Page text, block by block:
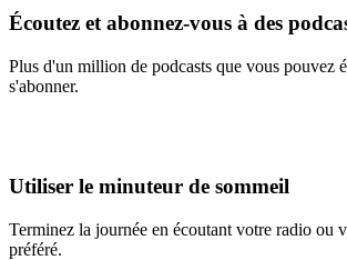
Écoutez et abonnez-vous à des
Plus d'un million de podcasts que vous pouvez
s'abonner.
Utiliser le minuteur de sommeil
Terminez la journée en écoutant votre radio ou
préféré.